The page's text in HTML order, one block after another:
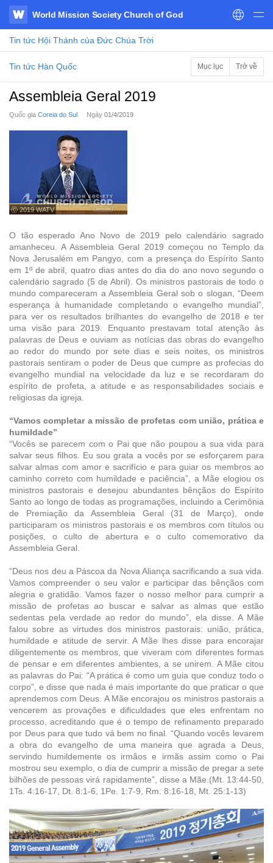
WATV
World Mission Society Church of God
Tin tức Hội Thánh của Đức Chúa Trời
Tin tức Hàn Quốc Mục lục Trở về
Assembleia Geral 2019
Quốc gia Coreia do Sul Ngày 01/4/2019
ⓒ 2019 WATV
O tão esperado Ano Novo de 2019 pelo calendário sagrado
amanheceu. A Assembleia Geral 2019 começou no Templo da
Nova Jerusalém em Pangyo, com a presença do Espírito Santo
em 1º de abril, quatro dias antes do dia do ano novo segundo o
calendário sagrado (5 de Abril). Os ministros pastorais de todo o
mundo compareceram a Assembleia Geral sob o slogan, “Deem
esperança à humanidade completando o evangelho mundial”,
para ver os resultados brilhantes do evangelho de 2018 e ter
uma visão para 2019. Enquanto prestavam total atenção às
palavras de Deus e ouviam as notícias das obras do evangelho
ao redor do mundo por sete dias e seis noites, os ministros
pastorais sentiram o poder de Deus que cumpre as profecias do
evangelho mundial na velocidade da luz e se recordaram do
espírito de profeta, a atitude e as responsabilidades sociais e
religiosas da igreja.
“Vamos completar a missão de profetas com união, prática e
humildade”
“Vocês se parecem com o Pai que não poupou a sua vida para
salvar seus filhos. Eu sou grata a vocês por se esforçarem para
salvar almas com amor e sacrifício e para guiar os membros ao
caminho correto com humildade e paciência”, a Mãe elogiou os
ministros pastorais e desejou abundantes bênçãos do Espírito
Santo ao longo de todas as programações, incluindo a Cerimônia
de Premiação da Assembleia Geral (31 de Março), onde
participaram os ministros pastorais e os membros com títulos ou
posições, o culto de abertura e o culto comemorativo da
Assembleia Geral.
“Deus nos deu a Páscoa da Nova Aliança sacrificando a sua vida.
Vamos compreender o seu valor e participar das bênçãos com
alegria e gratidão. Vamos fazer o nosso melhor para cumprir a
missão de profetas ao buscar e salvar as almas que estão
sedentas pela verdade ao redor do mundo”, ela disse. A Mãe
falou sobre as virtudes dos ministros pastorais: união, prática,
humildade e atitude de servir. A Mãe lhes disse para encorajar
diligentemente os membros, que viveram com diferentes formas
de pensar e em diferentes ambientes, a se unirem. A Mãe citou
as palavras do Pai: “A prática é como um guia que conduz todo o
corpo”, e disse que nada é mais importante do que praticar o que
aprendemos com Deus. A Mãe encorajou os ministros pastorais a
vencerem as provações e dificuldades que eles enfrentam no
processo, acreditando que é o tempo de refinamento preparado
por Deus para que tudo vá bem no final. “Quando vocês levarem
a obra do evangelho de uma maneira que agrada a Deus,
servindo humildemente os irmãos e irmãs assim como o Pai
mostrou seu exemplo, o dia de cumprir a missão de pregar a sete
bilhões de pessoas virá rapidamente”, disse a Mãe.(Mt. 13:44-50,
1Ts. 4:16-17, Dt. 8:1-6, 1Pe. 1:7-9, Rm. 8:16-18, Mt. 25:1-13)